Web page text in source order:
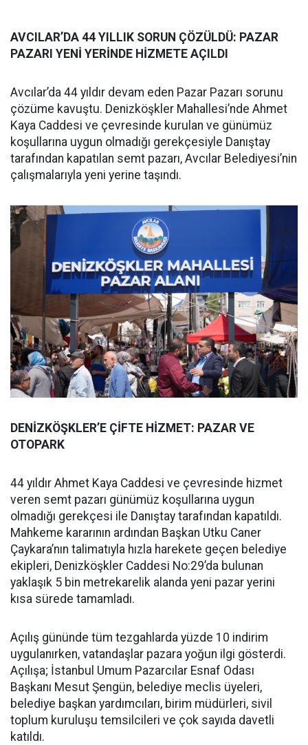
AVCILAR’DA 44 YILLIK SORUN ÇÖZÜLDÜ: PAZAR
PAZARI YENİ YERİNDE HİZMETE AÇILDI
Avcılar’da 44 yıldır devam eden Pazar Pazarı sorunu
çözüme kavuştu. Denizköşkler Mahallesi’nde Ahmet
Kaya Caddesi ve çevresinde kurulan ve günümüz
koşullarına uygun olmadığı gerekçesiyle Danıştay
tarafından kapatılan semt pazarı, Avcılar Belediyesi’nin
çalışmalarıyla yeni yerine taşındı.
DENİZKÖŞKLER’E ÇİFTE HİZMET: PAZAR VE
OTOPARK
44 yıldır Ahmet Kaya Caddesi ve çevresinde hizmet
veren semt pazarı günümüz koşullarına uygun
olmadığı gerekçesi ile Danıştay tarafından kapatıldı.
Mahkeme kararının ardından Başkan Utku Caner
Çaykara’nın talimatıyla hızla harekete geçen belediye
ekipleri, Denizköşkler Caddesi No:29’da bulunan
yaklaşık 5 bin metrekarelik alanda yeni pazar yerini
kısa sürede tamamladı.
Açılış gününde tüm tezgahlarda yüzde 10 indirim
uygulanırken, vatandaşlar pazara yoğun ilgi gösterdi.
Açılışa; İstanbul Umum Pazarcılar Esnaf Odası
Başkanı Mesut Şengün, belediye meclis üyeleri,
belediye başkan yardımcıları, birim müdürleri, sivil
toplum kuruluşu temsilcileri ve çok sayıda davetli
katıldı.